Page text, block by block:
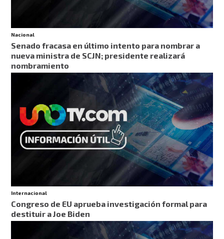
Nacional
Senado fracasa en último intento para nombrar a
nueva ministra de SCJN; presidente realizará
nombramiento
Internacional
Congreso de EU aprueba investigación formal para
destituir a Joe Biden